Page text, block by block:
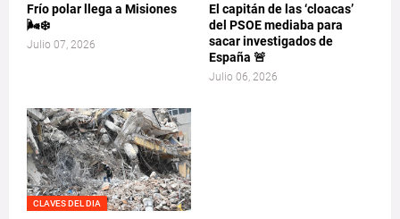
Frío polar llega a Misiones
🌬️❄️
Julio 07, 2026
El capitán de las ‘cloacas’
del PSOE mediaba para
sacar investigados de
España 🚨
Julio 06, 2026
CLAVES DEL DIA